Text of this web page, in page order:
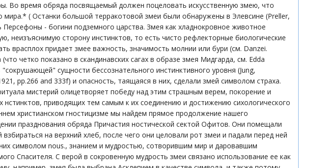
Во время обряда посвящаемый должен поцеловать искусственную змею, что
мира.* ( Останки большой терракотовой змеи были обнаружены в Элевсине (Preller,
- богини подземного царства. Змея как хладнокровное животное
неизъяснимую сторону инстинктов, то есть чисто рефлекторные биологические
врасплох придает змее важность, значимость молнии или бури (см. Danzei.
четко показано в скандинавских сагах в образе змея Мидгарда, см. Edda
сущности бессознательного инстинктивного уровня (Jung,
pp.266 and 333f) и опасность, таящаяся в них, сделали змей символом страха.
мистерий олицетворяет победу над этим страшным верем, покорение и
приводящих тем самым к их соединению и достижению сихологического
христианском гностицизме мы найдем прямое продолжение нашего
празднования обряда Причастия ностической сектой Офитов. Они помещали
на верхний хлеб, после чего они целовали рот змеи и падали перед ней
символом nous., знанием и мудростью, сотворившим мир и даровавшим
Спасителя. С верой в сокровенную мудрость змеи связано использование ее как